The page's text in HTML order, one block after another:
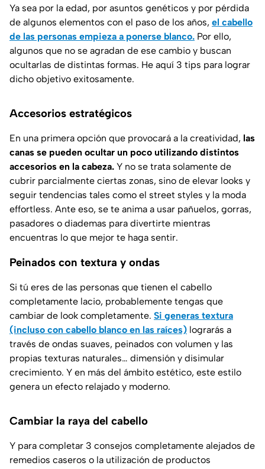
Ya sea por la edad, por asuntos genéticos y por pérdida
de algunos elementos con el paso de los años, el cabello
de las personas empieza a ponerse blanco. Por ello,
algunos que no se agradan de ese cambio y buscan
ocultarlas de distintas formas. He aquí 3 tips para lograr
dicho objetivo exitosamente.
Accesorios estratégicos
En una primera opción que provocará a la creatividad, las
canas se pueden ocultar un poco utilizando distintos
accesorios en la cabeza. Y no se trata solamente de
cubrir parcialmente ciertas zonas, sino de elevar looks y
seguir tendencias tales como el street styles y la moda
effortless. Ante eso, se te anima a usar pañuelos, gorras,
pasadores o diademas para divertirte mientras
encuentras lo que mejor te haga sentir.
Peinados con textura y ondas
Si tú eres de las personas que tienen el cabello
completamente lacio, probablemente tengas que
cambiar de look completamente. Si generas textura
(incluso con cabello blanco en las raíces) lograrás a
través de ondas suaves, peinados con volumen y las
propias texturas naturales… dimensión y disimular
crecimiento. Y en más del ámbito estético, este estilo
genera un efecto relajado y moderno.
Cambiar la raya del cabello
Y para completar 3 consejos completamente alejados de
remedios caseros o la utilización de productos